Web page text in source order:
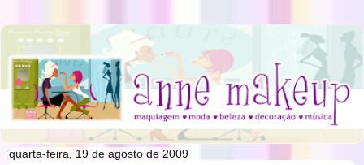
quarta-feira, 19 de agosto de 2009